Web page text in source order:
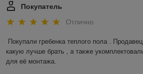
Покупатель
Отлично
Покупали гребенка теплого пола .
какую лучше брать , а также
для её монтажа.